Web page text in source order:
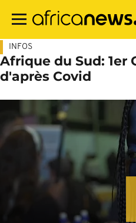
contenu
INFOS
Afrique du Sud: 1er
d'après Covid